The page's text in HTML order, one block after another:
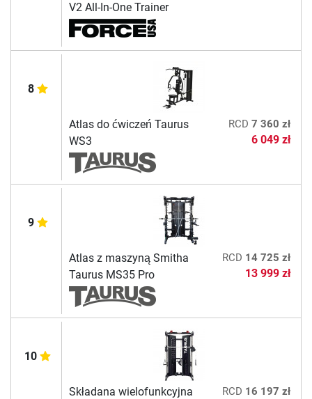
V2 All-In-One Trainer
8
Atlas do ćwiczeń Taurus
WS3
RCD 7 360 zł
6 049 zł
9
Atlas z maszyną Smitha
Taurus MS35 Pro
RCD 14 725 zł
13 999 zł
10
Składana wielofunkcyjna
RCD 16 197 zł